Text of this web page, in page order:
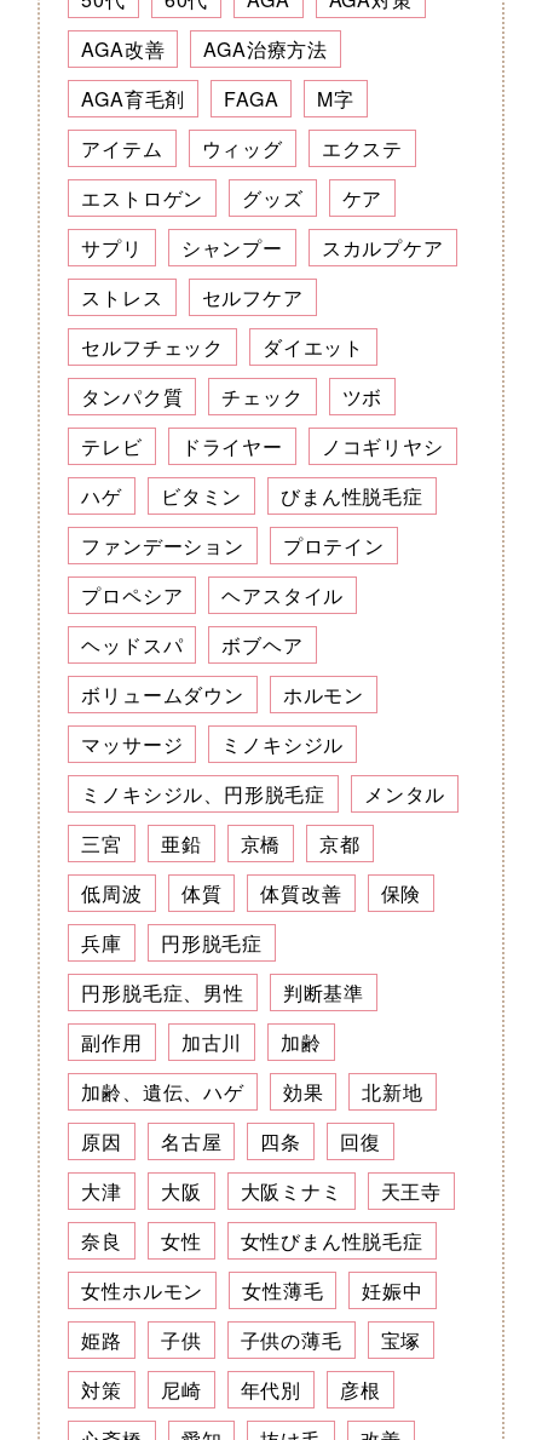
AGA改善
AGA治療方法
AGA育毛剤
FAGA
M字
アイテム
ウィッグ
エクステ
エストロゲン
グッズ
ケア
サプリ
シャンプー
スカルプケア
ストレス
セルフケア
セルフチェック
ダイエット
タンパク質
チェック
ツボ
テレビ
ドライヤー
ノコギリヤシ
ハゲ
ビタミン
びまん性脱毛症
ファンデーション
プロテイン
プロペシア
ヘアスタイル
ヘッドスパ
ボブヘア
ボリュームダウン
ホルモン
マッサージ
ミノキシジル
ミノキシジル、円形脱毛症
メンタル
三宮
亜鉛 京橋
京都
低周波
体質 体質改善
保険
兵庫
円形脱毛症
円形脱毛症、男性
判断基準
副作用
加古川
加齢
加齢、遺伝、ハゲ
効果
北新地
原因
名古屋 四条
回復
大津
大阪 大阪ミナミ
天王寺
奈良
女性
女性びまん性脱毛症
女性ホルモン
女性薄毛
妊娠中
姫路
子供 子供の薄毛
宝塚
対策
尼崎 年代別
彦根